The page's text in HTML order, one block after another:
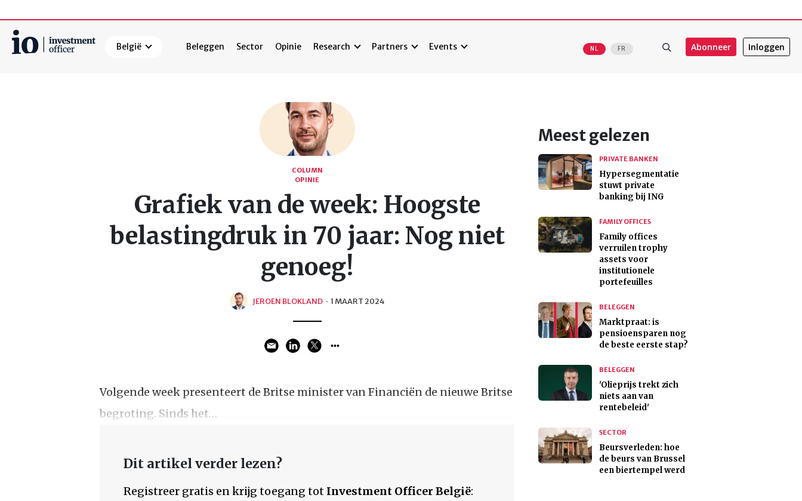
België Beleggen Sector Opinie Research Partners Events NL FR Abonneer Inloggen
COLUMN
OPINIE
Grafiek van de week: Hoogste
belastingdruk in 70 jaar: Nog niet
genoeg!
JEROEN BLOKLAND · 1 MAART 2024
Volgende week presenteert de Britse minister van Financiën de nieuwe Britse
begroting. Sinds het…
Dit artikel verder lezen?
Registreer gratis en krijg toegang tot Investment Officer België:
Meest gelezen
PRIVATE BANKEN
Hypersegmentatie
stuwt private
banking bij ING
FAMILY OFFICES
Family offices
verruilen trophy
assets voor
institutionele
portefeuilles
BELEGGEN
Marktpraat: is
pensioensparen nog
de beste eerste stap?
BELEGGEN
'Olieprijs trekt zich
niets aan van
rentebeleid'
SECTOR
Beursverleden: hoe
de beurs van Brussel
een biertempel werd